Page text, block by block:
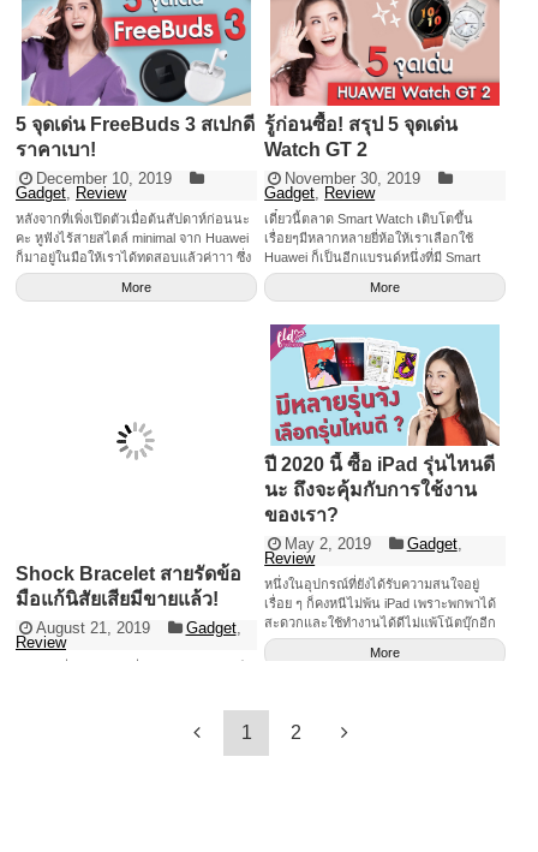
นาฬิกาอัจฉริยะ ที่ทำหน้าที่เหมือนผู้ช่วย
และเทรนเนอร์มือโปร แต่เอ๊ะ! Smart
Watch ในตลาดตอนนี้ก็มีให้เลือกเยอะ
เหลือเกิน สาว ๆ อย่างเราจะเลือกอะไรดี
ล่ะ!? บทความนี้มีคำตอบค่ะ Smart Watch
ที่เราจะมาแนะนำให้สาว ๆ ได้รู้จักกันนั่นก็
คือ “Huawei Watch GT 2” ซึ่งทางเราได้ทำ
สรุปจุดเด่นของ HUAWEI Watch GT 2 ไป
รู้ก่อนซื้อ! สรุป 5 จุดเด่น Watch GT 2
&lt;&lt;&lt;) แต่ครั้งนี้เราได้มีโอกาสลองไซส์
ใหม่ของเขาขนาด 42 mm แล้วพบว่าปลื้ม
มากกก~ มันพอเหมาะพอเจาะไปซะทุก
อย่าง ไม่แมน ๆ เตะบอลเหมือนไซส์ 46
[&hellip;]
5 จุดเด่น FreeBuds 3 สเปกดี
ราคาเบา!
December 10, 2019
Gadget
Review
หลังจากที่เพิ่งเปิดตัวเมื่อต้นสัปดาห์ก่อนนะ
คะ หูฟังไร้สายสไตล์ minimal จาก Huawei
ก็มาอยู่ในมือให้เราได้ทดสอบแล้วค่าาา ซึ่ง
ต้องเน้นก่อนเลยว่า นอกจากเค้าจะใส่
ฟังก์ชันตัดเสียงรบกวนเป็นรุ่นแรกของ
ช่วงใบหูของเรา เลยทำให้มีช่องโหว่ระหว่าง
รูหูของเรากับตัว Earbuds เค้าเลยมีการ
ธรรมดาถ้าเราใส่หูฟังแล้วคุยโทรศัพท์ขณะ
วิ่งหรือขี่จักรยานในวันที่ลมแรง มันก็จะมี
เสียงลม พรึ่บๆ เข้ามาใช่มั้ยคะ แต่ว่าตัว
Huawei FreeBuds 3 นี่เค้าจะมาพร้อมกับ
การออกแบบที่สามารถตัดเสียงลมได้
(Aerodynamic Mic Duct Design) แล้วก็ยัง
การโทรคุยก็มั่นใจได้ว่าเราจะสามารถส่ง
เสียงที่ชัดเจนไปยังปลายสายแน่นอน ไม่
More
รู้ก่อนซื้อ! สรุป 5 จุดเด่น
Watch GT 2
November 30, 2019
Gadget Review
เดี๋ยวนี้ตลาด Smart Watch เติบโตขึ้น
เรื่อยๆมีหลากหลายยี่ห้อให้เราเลือกใช้
Huawei ก็เป็นอีกแบรนด์หนึ่งที่มี Smart
Watch เช่นกันวันนี้เรามีสรุปจุดเด่นมาให้
ค่า
More
Shock Bracelet สายรัดข้อ
มือแก้นิสัยเสียมีขายแล้ว!
August 21, 2019 Gadget,
Review
หมดไปถ้าได้ลองใช้ของสิ่งนี้มาดูกัน
ปี 2020 นี้ ซื้อ iPad รุ่นไหนดี
นะ ถึงจะคุ้มกับการใช้งาน
ของเรา?
May 2, 2019 Gadget,
Review
หนึ่งในอุปกรณ์ที่ยังได้รับความสนใจอยู่
เรื่อย ๆ ก็คงหนีไม่พ้น iPad เพราะพกพาได้
สะดวกและใช้ทำงานได้ดีไม่แพ้โน้ตบุ๊กอีก
ด้วย แต่ในตอนนี้ Apple
More
1 2